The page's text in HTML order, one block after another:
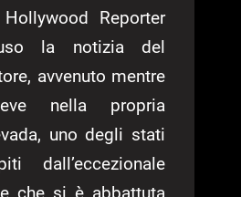
Reporter
la notizia del
avvenuto mentre
nella propria
uno degli stati
dall’eccezionale
che si è abbattuta